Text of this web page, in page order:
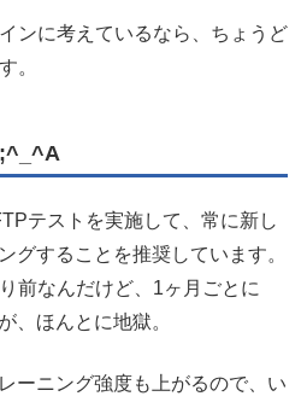
ンに考えているなら、ちょうど
。
テストを実施して、常に新し
グすることを推奨しています。
前なんだけど、1ヶ月ごとに
、ほんとに地獄。
ーニング強度も上がるので、い